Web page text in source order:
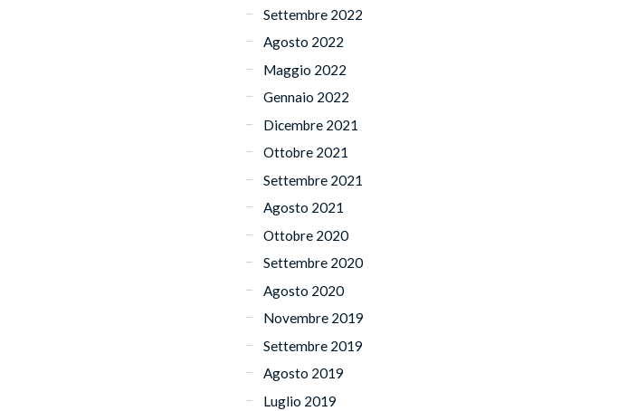
Settembre 2022
Agosto 2022
Maggio 2022
Gennaio 2022
Dicembre 2021
Ottobre 2021
Settembre 2021
Agosto 2021
Ottobre 2020
Settembre 2020
Agosto 2020
Novembre 2019
Settembre 2019
Agosto 2019
Luglio 2019